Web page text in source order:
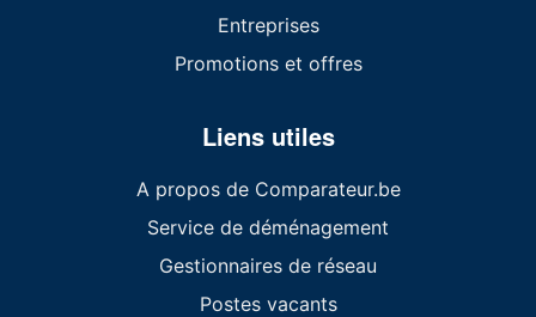
Entreprises
Promotions et offres
Liens utiles
A propos de Comparateur.be
Service de déménagement
Gestionnaires de réseau
Postes vacants